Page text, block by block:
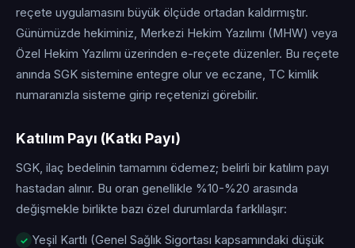
reçete uygulamasını büyük ölçüde ortadan kaldırmıştır.
Günümüzde hekiminiz, Merkezi Hekim Yazılımı (MHW) veya
Özel Hekim Yazılımı üzerinden e-reçete düzenler. Bu reçete
anında SGK sistemine entegre olur ve eczane, TC kimlik
numaranızla sisteme girip reçetenizi görebilir.
Katılım Payı (Katkı Payı)
SGK, ilaç bedelinin tamamını ödemez; belirli bir katılım payı
hastadan alınır. Bu oran genellikle %10-%20 arasında
değişmekle birlikte bazı özel durumlarda farklılaşır:
Yeşil Kartlı (Genel Sağlık Sigortası kapsamındaki düşük